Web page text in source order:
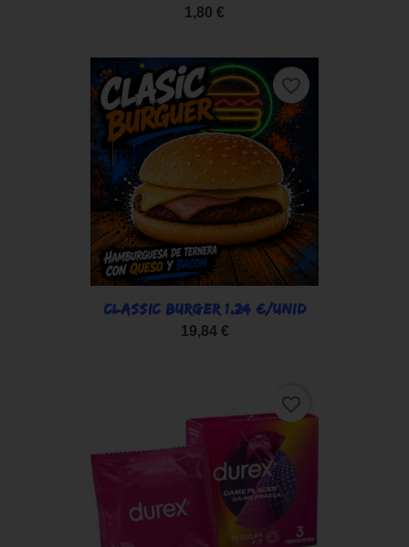
1,80 €
CLASSIC BURGER 1,24 €/UNID
19,84 €
favorite_border
favorite_border